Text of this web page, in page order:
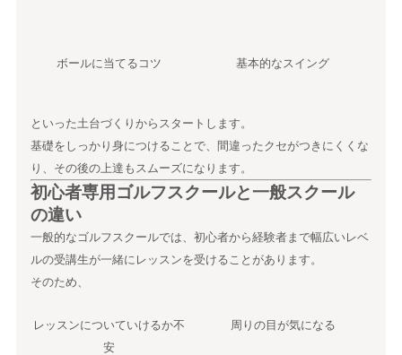
ボールに当てるコツ 基本的なスイング
といった土台づくりからスタートします。
基礎をしっかり身につけることで、間違ったクセがつきにくくな
り、その後の上達もスムーズになります。
初心者専用ゴルフスクールと一般スクール
の違い
一般的なゴルフスクールでは、初心者から経験者まで幅広いレベ
ルの受講生が一緒にレッスンを受けることがあります。
そのため、
レッスンについていけるか不
安
周りの目が気になる